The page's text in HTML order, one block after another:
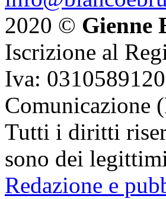
2020 © Gienne
Iscrizione al
Iva:
Comunicazione
Tutti i diritti
sono dei
Redazione e